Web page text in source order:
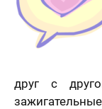
друг с